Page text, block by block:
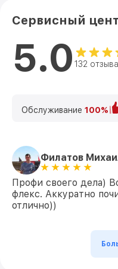
Сервисный
5.0 132
Обслуживание 100%
Филатов
Профи своего дела)
флекс. Аккуратно
отлично))